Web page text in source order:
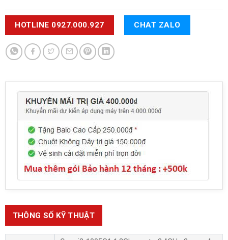
HOTLINE 0927.000.927 CHAT ZALO
THÔNG SỐ KỸ THUẬT